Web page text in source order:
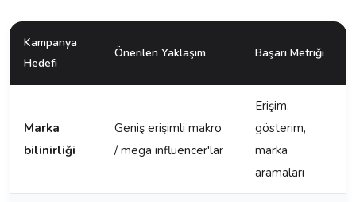
Kampanya
Hedefi
Önerilen Yaklaşım Başarı Metriği
Marka
bilinirliği
Geniş erişimli makro
/ mega influencer'lar
Erişim,
gösterim,
marka
aramaları